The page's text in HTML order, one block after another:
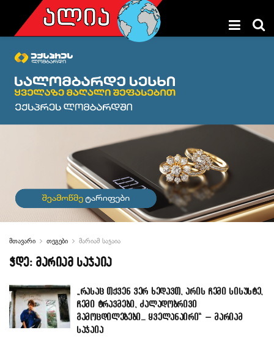
მთავარი თეგები მარიამ საჯაია
ჭდე: მარიამ საჯაია
„რასაც თქვენ ვერ ხედავთ, არის ჩემი სისუსტე,
ჩემი ტრავმები, ძალადობრივი
გამოცდილებები… ყველანაირი“ – მარიამ
საჯაია